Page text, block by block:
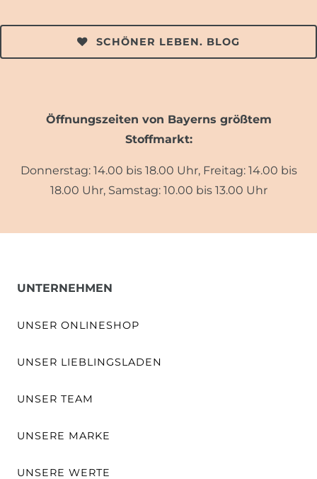
SCHÖNER LEBEN. BLOG
Öffnungszeiten von Bayerns größtem
Stoffmarkt:
Donnerstag: 14.00 bis 18.00 Uhr, Freitag: 14.00 bis
18.00 Uhr, Samstag: 10.00 bis 13.00 Uhr
UNTERNEHMEN
UNSER ONLINESHOP
UNSER LIEBLINGSLADEN
UNSER TEAM
UNSERE MARKE
UNSERE WERTE